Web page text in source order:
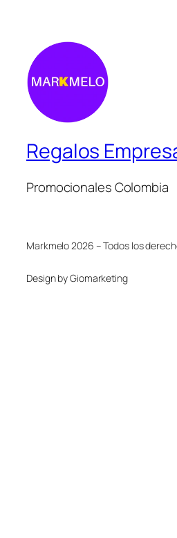
Regalos
Promocionales Colombia
Markmelo 2026 – Todos los
Design by Giomarketing